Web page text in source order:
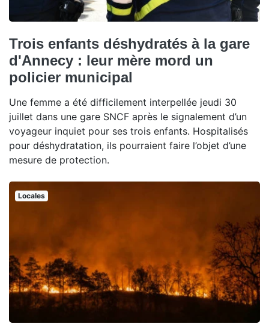
Trois enfants déshydratés à la gare
d'Annecy : leur mère mord un
policier municipal
Une femme a été difficilement interpellée jeudi 30
juillet dans une gare SNCF après le signalement d’un
voyageur inquiet pour ses trois enfants. Hospitalisés
pour déshydratation, ils pourraient faire l’objet d’une
mesure de protection.
Locales